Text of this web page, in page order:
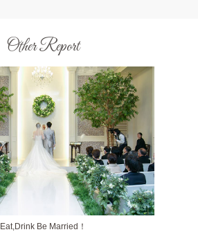
Other Report
Eat,Drink Be Married！